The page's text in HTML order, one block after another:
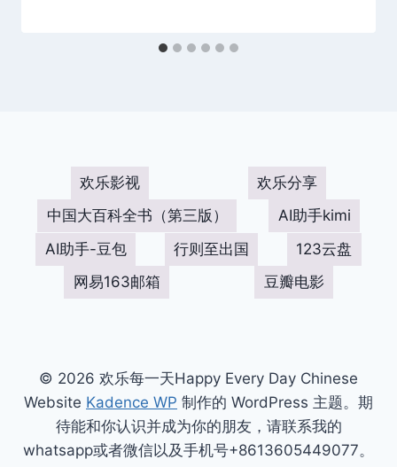
欢乐影视
欢乐分享
中国大百科全书（第三版）
AI助手kimi
AI助手-豆包
行则至出国
123云盘
网易163邮箱
豆瓣电影
© 2026 欢乐每一天Happy Every Day Chinese
Website Kadence WP 制作的 WordPress 主题。期
待能和你认识并成为你的朋友，请联系我的
whatsapp或者微信以及手机号+8613605449077。